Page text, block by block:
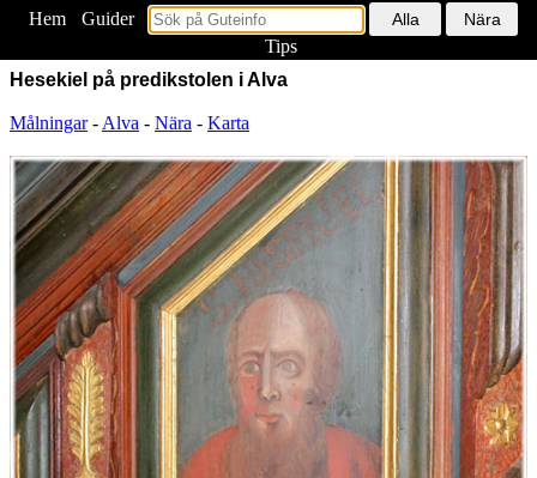
Hem
Guider
Tips
Hesekiel på predikstolen i Alva
Målningar- Alva - Nära - Karta